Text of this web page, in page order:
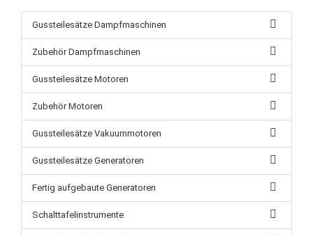
Gussteilesätze Dampfmaschinen
Zubehör Dampfmaschinen
Gussteilesätze Motoren
Zubehör Motoren
Gussteilesätze Vakuummotoren
Gussteilesätze Generatoren
Fertig aufgebaute Generatoren
Schalttafelinstrumente